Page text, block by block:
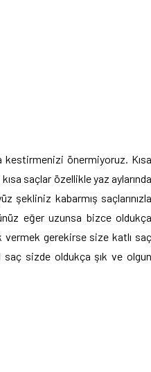
kestirmenizi önermiyoruz. Kısa
saçlar özellikle yaz aylarında
şekliniz kabarmış saçlarınızla
eğer uzunsa bizce oldukça
vermek gerekirse size katlı saç
saç sizde oldukça şık ve olgun